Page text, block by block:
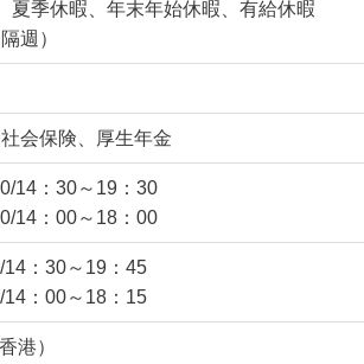
夏季休暇、年末年始休暇、有給休暇
週）
会保険、厚生年金
14：30～19：30
14：00～18：00
：30～19：45
：00～18：15
港）